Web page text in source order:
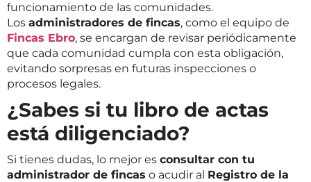
funcionamiento de las comunidades.
Los administradores de fincas, como el equipo de
Fincas Ebro, se encargan de revisar periódicamente
que cada comunidad cumpla con esta obligación,
evitando sorpresas en futuras inspecciones o
procesos legales.
¿Sabes si tu libro de actas
está diligenciado?
Si tienes dudas, lo mejor es consultar con tu
administrador de fincas o acudir al Registro de la